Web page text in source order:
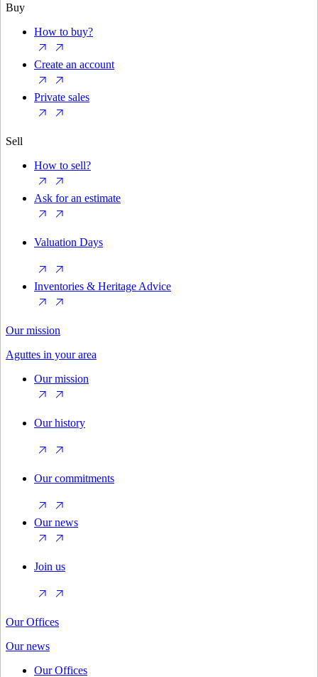
Buy
How to buy?
Create an account
Private sales
Sell
How to sell?
Ask for an estimate
Valuation Days
Inventories & Heritage Advice
Our mission
Aguttes in your area
Our mission
Our history
Our commitments
Our news
Join us
Our Offices
Our news
Our Offices